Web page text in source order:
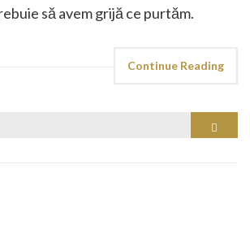
să avem grijă ce purtăm.
Continue Reading